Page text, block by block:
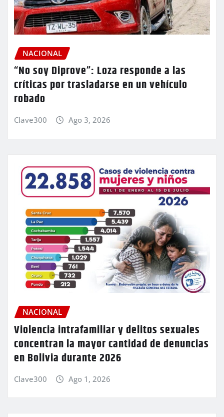
NACIONAL
“No soy Diprove”: Loza responde a las
críticas por trasladarse en un vehículo
robado
Clave300 Ago 3, 2026
NACIONAL
Violencia intrafamiliar y delitos sexuales
concentran la mayor cantidad de denuncias
en Bolivia durante 2026
Clave300 Ago 1, 2026